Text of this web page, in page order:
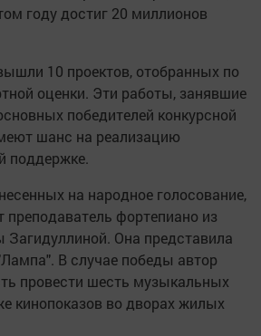
году достиг 20 миллионов
10 проектов, отобранных по
оценки. Эти работы, занявшие
победителей конкурсной
шанс на реализацию
поддержке.
на народное голосование,
преподаватель фортепиано из
Она представила
В случае победы автор
провести шесть музыкальных
кинопоказов во дворах жилых